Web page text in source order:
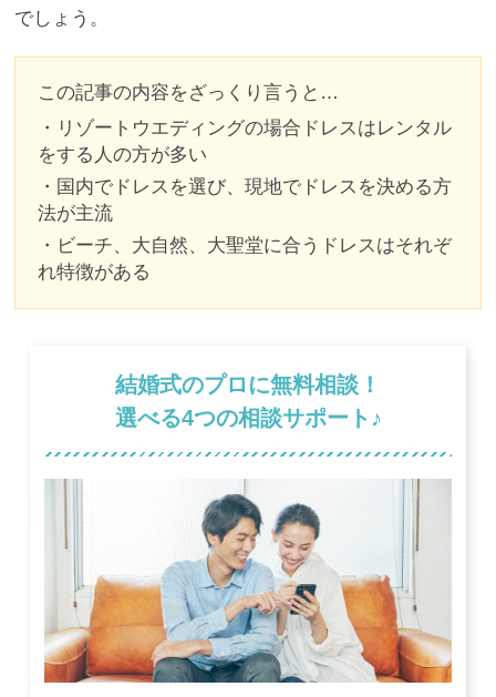
でしょう。
この記事の内容をざっくり言うと…
・リゾートウエディングの場合ドレスはレンタル
をする人の方が多い
・国内でドレスを選び、現地でドレスを決める方
法が主流
・ビーチ、大自然、大聖堂に合うドレスはそれぞ
れ特徴がある
結婚式のプロに無料相談！
選べる4つの相談サポート♪